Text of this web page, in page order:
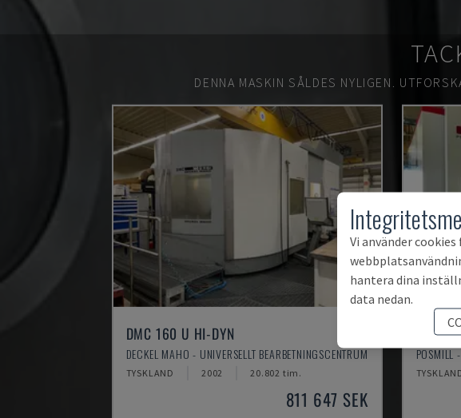
DENNA MASKIN SÅLDES NYLIGEN.
DMC 160 U HI-DYN
DECKEL MAHO - UNIVERSELLT BEARBETNINGSCENTRUM
TYSKLAND 2002 20.802 tim.
811 647 SEK
H800U
POSMILL
Vi använder
hantera dina
data nedan.